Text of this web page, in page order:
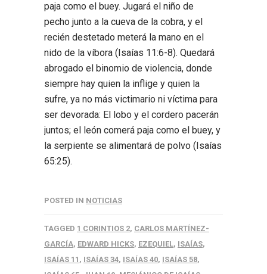
paja como el buey. Jugará el niño de
pecho junto a la cueva de la cobra, y el
recién destetado meterá la mano en el
nido de la víbora (Isaías 11:6-8). Quedará
abrogado el binomio de violencia, donde
siempre hay quien la inflige y quien la
sufre, ya no más victimario ni víctima para
ser devorada: El lobo y el cordero pacerán
juntos; el león comerá paja como el buey, y
la serpiente se alimentará de polvo (Isaías
65:25).
POSTED IN NOTICIAS
TAGGED 1 CORINTIOS 2, CARLOS MARTÍNEZ-
GARCÍA, EDWARD HICKS, EZEQUIEL, ISAÍAS,
ISAÍAS 11 , ISAÍAS 34, ISAÍAS 40, ISAÍAS 58,